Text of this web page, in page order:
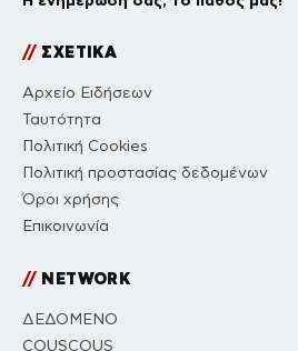
//ΣΧΕΤΙΚΑ
Αρχείο Ειδήσεων
Ταυτότητα
Πολιτική Cookies
Πολιτική προστασίας δεδομένων
Όροι χρήσης
Επικοινωνία
//NETWORK
ΔΕΔΟΜΕΝΟ
COUSCOUS